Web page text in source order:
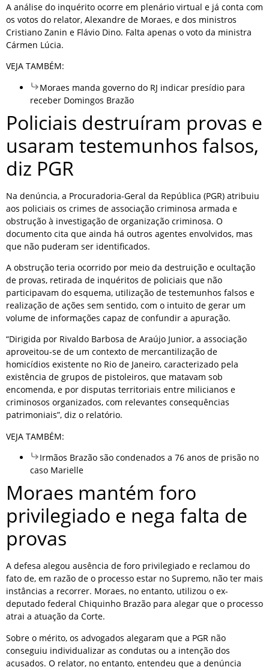
A análise do inquérito ocorre em plenário virtual e já conta com
os votos do relator, Alexandre de Moraes, e dos ministros
Cristiano Zanin e Flávio Dino. Falta apenas o voto da ministra
Cármen Lúcia.
VEJA TAMBÉM:
Moraes manda governo do RJ indicar presídio para
receber Domingos Brazão
Policiais destruíram provas e
usaram testemunhos falsos,
diz PGR
Na denúncia, a Procuradoria-Geral da República (PGR) atribuiu
aos policiais os crimes de associação criminosa armada e
obstrução à investigação de organização criminosa. O
documento cita que ainda há outros agentes envolvidos, mas
que não puderam ser identificados.
A obstrução teria ocorrido por meio da destruição e ocultação
de provas, retirada de inquéritos de policiais que não
participavam do esquema, utilização de testemunhos falsos e
realização de ações sem sentido, com o intuito de gerar um
volume de informações capaz de confundir a apuração.
“Dirigida por Rivaldo Barbosa de Araújo Junior, a associação
aproveitou-se de um contexto de mercantilização de
homicídios existente no Rio de Janeiro, caracterizado pela
existência de grupos de pistoleiros, que matavam sob
encomenda, e por disputas territoriais entre milicianos e
criminosos organizados, com relevantes consequências
patrimoniais”, diz o relatório.
VEJA TAMBÉM:
Irmãos Brazão são condenados a 76 anos de prisão no
caso Marielle
Moraes mantém foro
privilegiado e nega falta de
provas
A defesa alegou ausência de foro privilegiado e reclamou do
fato de, em razão de o processo estar no Supremo, não ter mais
instâncias a recorrer. Moraes, no entanto, utilizou o ex-
deputado federal Chiquinho Brazão para alegar que o processo
atrai a atuação da Corte.
Sobre o mérito, os advogados alegaram que a PGR não
conseguiu individualizar as condutas ou a intenção dos
acusados. O relator, no entanto, entendeu que a denúncia